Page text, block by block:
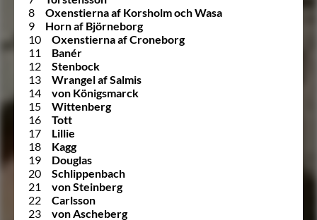
8
Oxenstierna af Korsholm och Wasa
9
Horn af Björneborg
10
Oxenstierna af Croneborg
11
Banér
12
Stenbock
13
Wrangel af Salmis
14
von Königsmarck
15
Wittenberg
16
Tott
17
Lillie
18
Kagg
19
Douglas
20
Schlippenbach
21
von Steinberg
22
Carlsson
23
von Ascheberg